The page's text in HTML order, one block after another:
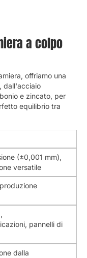
a colpo
offriamo una
dall'acciaio
e zincato, per
equilibrio tra
(±0,001 mm),
versatile
pannelli di
dalla